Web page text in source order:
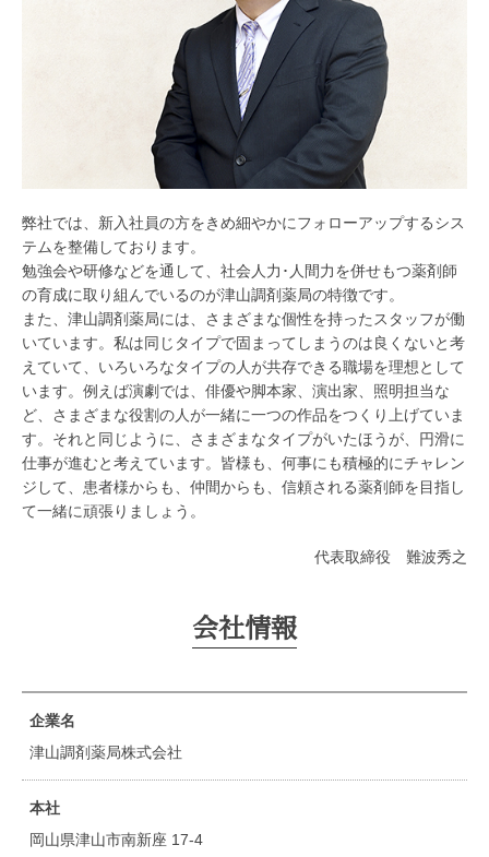
弊社では、新入社員の方をきめ細やかにフォローアップするシス
テムを整備しております。
勉強会や研修などを通して、社会人力･人間力を併せもつ薬剤師
の育成に取り組んでいるのが津山調剤薬局の特徴です。
また、津山調剤薬局には、さまざまな個性を持ったスタッフが働
いています。私は同じタイプで固まってしまうのは良くないと考
えていて、いろいろなタイプの人が共存できる職場を理想として
います。例えば演劇では、俳優や脚本家、演出家、照明担当な
ど、さまざまな役割の人が一緒に一つの作品をつくり上げていま
す。それと同じように、さまざまなタイプがいたほうが、円滑に
仕事が進むと考えています。皆様も、何事にも積極的にチャレン
ジして、患者様からも、仲間からも、信頼される薬剤師を目指し
て一緒に頑張りましょう。
代表取締役 難波秀之
会社情報
企業名
津山調剤薬局株式会社
本社
岡山県津山市南新座 17-4